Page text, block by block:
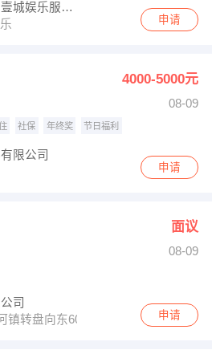
新郑市唯秀歌厅新壹城娱乐服务店
申请
4000-5000元
08-09
社保 年终奖 节日福利
限公司
申请
面议
08-09
司
镇转盘向东600米天利食品有限公司
申请